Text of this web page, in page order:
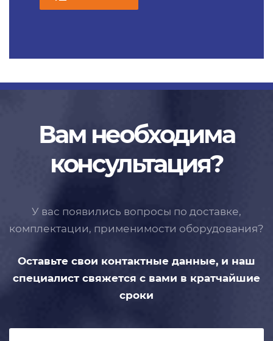
Вам необходима
консультация?
У вас появились вопросы по доставке,
комплектации, применимости оборудования?
Оставьте свои контактные данные, и наш
специалист свяжется с вами в кратчайшие
сроки